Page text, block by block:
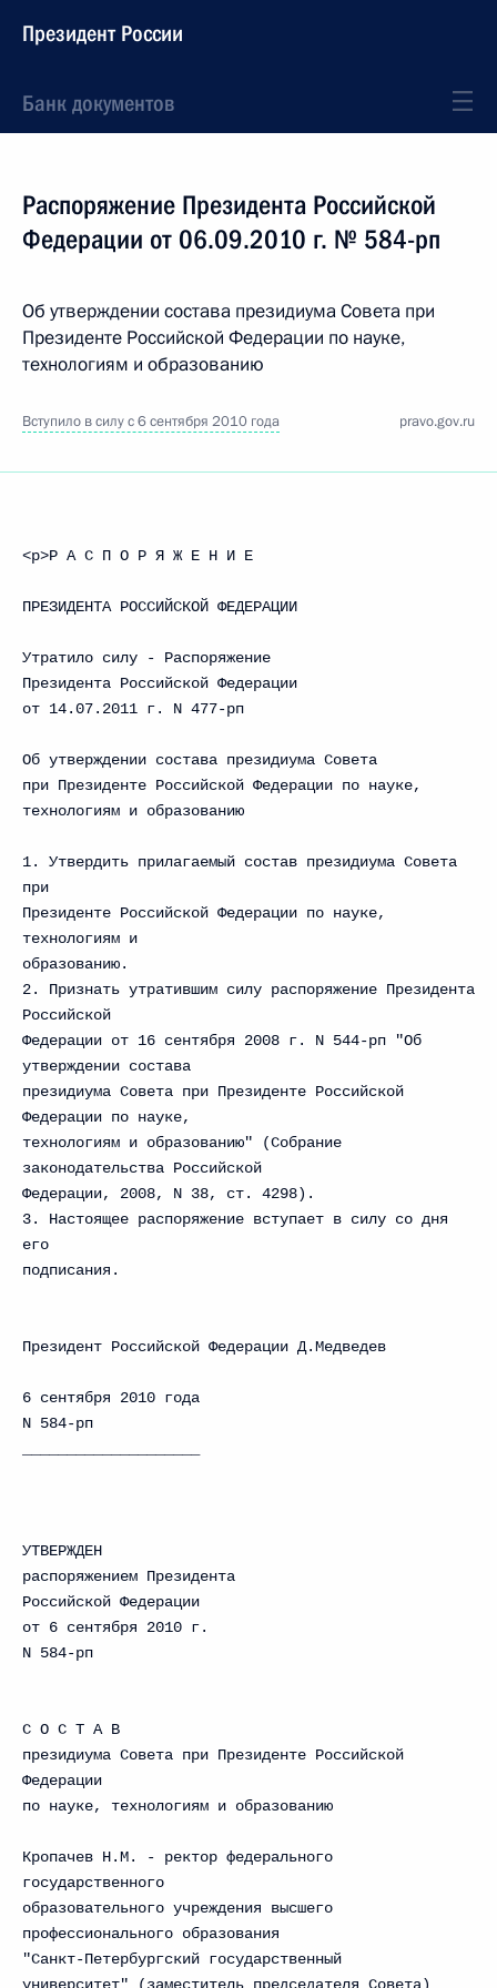
Президент России
Банк документов
Распоряжение Президента Российской
Федерации от 06.09.2010 г. № 584-рп
Об утверждении состава президиума Совета при
Президенте Российской Федерации по науке,
технологиям и образованию
Вступило в силу с 6 сентября 2010 года pravo.gov.ru
<p>Р А С П О Р Я Ж Е Н И Е
ПРЕЗИДЕНТА РОССИЙСКОЙ ФЕДЕРАЦИИ
Утратилo силу - Распоряжение
Президента Российской Федерации
от 14.07.2011 г. N 477-рп
Об утверждении состава президиума Совета
при Президенте Российской Федерации по науке,
технологиям и образованию
1. Утвердить прилагаемый состав президиума Совета
при
Президенте Российской Федерации по науке,
технологиям и
образованию.
2. Признать утратившим силу распоряжение Президента
Российской
Федерации от 16 сентября 2008 г. N 544-рп "Об
утверждении состава
президиума Совета при Президенте Российской
Федерации по науке,
технологиям и образованию" (Собрание
законодательства Российской
Федерации, 2008, N 38, ст. 4298).
3. Настоящее распоряжение вступает в силу со дня
его
подписания.
Президент Российской Федерации Д.Медведев
6 сентября 2010 года
N 584-рп
УТВЕРЖДЕН
распоряжением Президента
Российской Федерации
от 6 сентября 2010 г.
N 584-рп
С О С Т А В
президиума Совета при Президенте Российской
Федерации
по науке, технологиям и образованию
Кропачев Н.М. - ректор федерального
государственного
образовательного учреждения высшего
профессионального образования
"Санкт-Петербургский государственный